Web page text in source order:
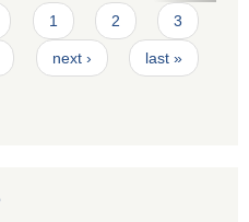
1 2 3
next › last »